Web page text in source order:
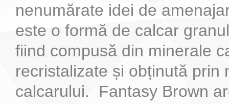
nenumărate idei de
este o formă de calcar
fiind compusă din minerale
recristalizate și obținută prin
calcarului. Fantasy Brown